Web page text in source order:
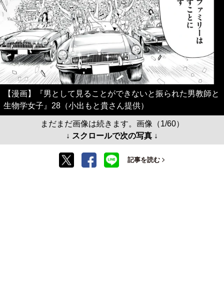
【漫画】『男として見ることができないと振られた男教師と
生物学女子』28（小出もと貴さん提供）
まだまだ画像は続きます。画像（1/60）
↓ スクロールで次の写真 ↓
記事を読む